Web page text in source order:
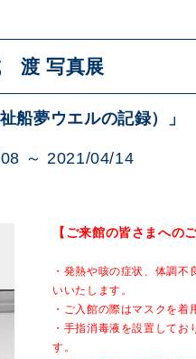
渡 写真展
船夢ウエルの記録）」
～ 2021/04/14
【ご来館の皆さまへの
・発熱や咳の症状、体調
いいたします。
・ご入館の際はマスクを着
・手指消毒液を設置して
す。